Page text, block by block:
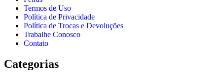
Termos de Uso
Política de Privacidade
Política de Trocas e Devoluções
Trabalhe Conosco
Contato
Categorias